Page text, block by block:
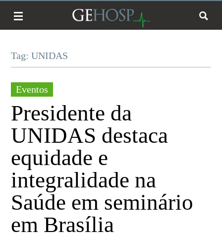
Tag: UNIDAS
Eventos
Presidente da
UNIDAS destaca
equidade e
integralidade na
Saúde em seminário
em Brasília